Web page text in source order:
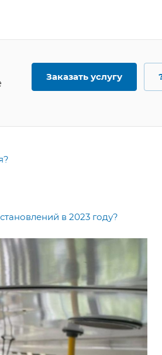
Заказать услугу
в 2023 году?